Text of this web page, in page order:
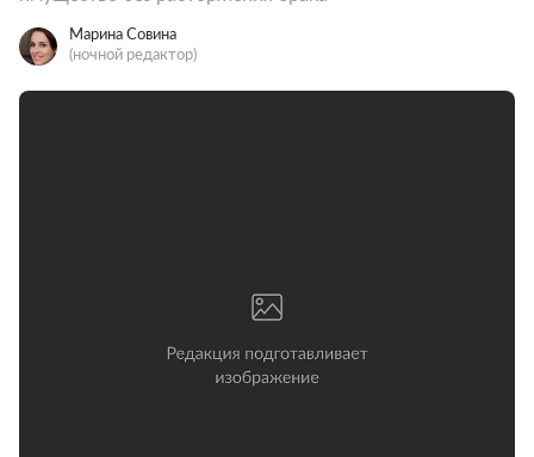
Марина Совина
(ночной редактор)